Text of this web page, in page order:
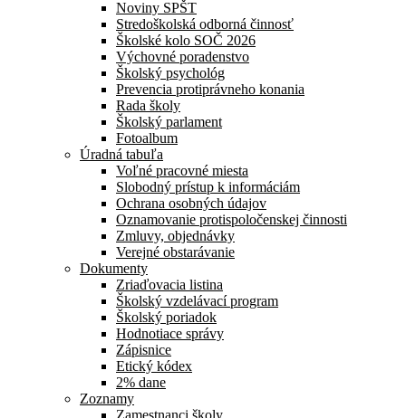
Noviny SPŠT
Stredoškolská odborná činnosť
Školské kolo SOČ 2026
Výchovné poradenstvo
Školský psychológ
Prevencia protiprávneho konania
Rada školy
Školský parlament
Fotoalbum
Úradná tabuľa
Voľné pracovné miesta
Slobodný prístup k informáciám
Ochrana osobných údajov
Oznamovanie protispoločenskej činnosti
Zmluvy, objednávky
Verejné obstarávanie
Dokumenty
Zriaďovacia listina
Školský vzdelávací program
Školský poriadok
Hodnotiace správy
Zápisnice
Etický kódex
2% dane
Zoznamy
Zamestnanci školy